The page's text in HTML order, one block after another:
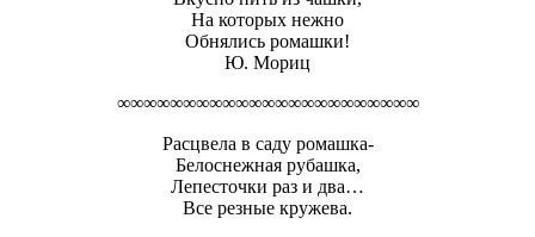
На которых нежно
Обнялись ромашки!
Ю. Мориц
∞∞∞∞∞∞∞∞∞∞∞∞∞∞∞∞∞∞∞∞∞∞∞
Расцвела в саду ромашка-
Белоснежная рубашка,
Лепесточки раз и два…
Все резные кружева.